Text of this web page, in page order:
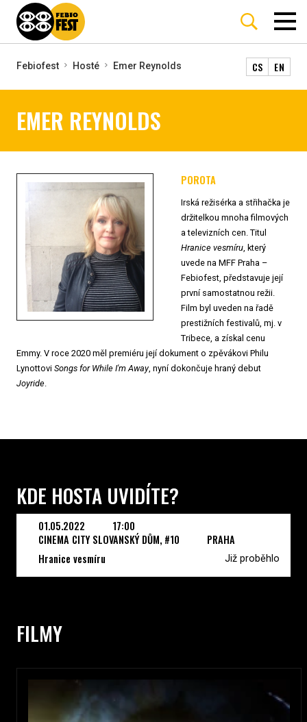
Febiofest Hosté Emer Reynolds CS EN
EMER REYNOLDS
POROTA
Irská režisérka a střihačka je
držitelkou mnoha filmových
a televizních cen. Titul
Hranice vesmíru , který
uvede na MFF Praha –
Febiofest, představuje její
první samostatnou režii.
Film byl uveden na řadě
prestižních festivalů, mj. v
Tribece, a získal cenu
Emmy. V roce 2020 měl premiéru její dokument o zpěvákovi Philu
Lynottovi Songs for While I'm Away , nyní dokončuje hraný debut
Joyride
KDE HOSTA UVIDÍTE?
01.05.2022
17:00
CINEMA CITY SLOVANSKÝ DŮM, #10
PRAHA
Hranice vesmíru
Již proběhlo
FILMY